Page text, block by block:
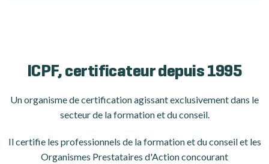
ICPF, certificateur depuis 1995
Un organisme de certificationagissant exclusivement dans le
secteur de la formation et du conseil.
Il certifie les professionnels de la formation et du conseil et les
Organismes Prestataires d'Action concourant